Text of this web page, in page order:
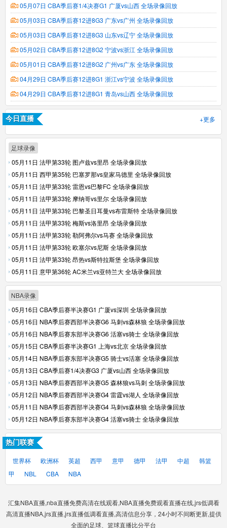
05月07日 CBA季后赛1/4决赛G1 广厦vs山西 全场录像回放
05月03日 CBA季后赛12进8G3 广东vs广州 全场录像回放
05月03日 CBA季后赛12进8G3 山东vs辽宁 全场录像回放
05月02日 CBA季后赛12进8G2 宁波vs浙江 全场录像回放
05月01日 CBA季后赛12进8G2 广州vs广东 全场录像回放
04月29日 CBA季后赛12进8G1 浙江vs宁波 全场录像回放
04月29日 CBA季后赛12进8G1 青岛vs山西 全场录像回放
今日直播 +更多
足球录像
05月11日 法甲第33轮 图卢兹vs里昂 全场录像回放
05月11日 西甲第35轮 巴塞罗那vs皇家马德里 全场录像回放
05月11日 法甲第33轮 雷恩vs巴黎FC 全场录像回放
05月11日 法甲第33轮 摩纳哥vs里尔 全场录像回放
05月11日 法甲第33轮 巴黎圣日耳曼vs布雷斯特 全场录像回放
05月11日 法甲第33轮 梅斯vs洛里昂 全场录像回放
05月11日 法甲第33轮 勒阿弗尔vs马赛 全场录像回放
05月11日 法甲第33轮 欧塞尔vs尼斯 全场录像回放
05月11日 法甲第33轮 昂热vs斯特拉斯堡 全场录像回放
05月11日 意甲第36轮 AC米兰vs亚特兰大 全场录像回放
NBA录像
05月16日 CBA季后赛半决赛G1 广厦vs深圳 全场录像回放
05月16日 NBA季后赛西部半决赛G6 马刺vs森林狼 全场录像回放
05月16日 NBA季后赛东部半决赛G6 活塞vs骑士 全场录像回放
05月15日 CBA季后赛半决赛G1 上海vs北京 全场录像回放
05月14日 NBA季后赛东部半决赛G5 骑士vs活塞 全场录像回放
05月13日 CBA季后赛1/4决赛G3 广厦vs山西 全场录像回放
05月13日 NBA季后赛西部半决赛G5 森林狼vs马刺 全场录像回放
05月12日 NBA季后赛西部半决赛G4 雷霆vs湖人 全场录像回放
05月11日 NBA季后赛西部半决赛G4 马刺vs森林狼 全场录像回放
05月12日 NBA季后赛东部半决赛G4 活塞vs骑士 全场录像回放
热门联赛
世界杯 欧洲杯 英超 西甲 意甲 德甲 法甲 中超
韩篮
甲
NBL CBA NBA
汇集NBA直播,nba直播免费高清在线观看,NBA直播免费观看直播在线,jrs低调看
高清直播NBA,jrs直播,jrs直播低调看直播,高清信息分享，24小时不间断更新,提供
全面的足球、篮球直播比分平台